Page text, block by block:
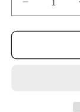
Reducir
cantidad
para